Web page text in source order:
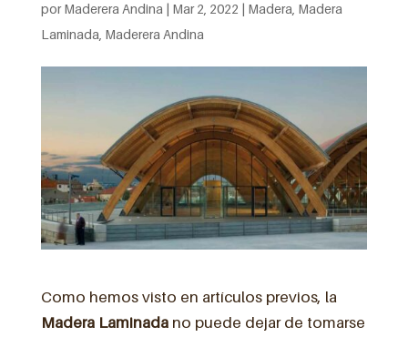
porMaderera Andina | Mar 2, 2022 | Madera Madera
Laminada Maderera Andina
Como hemos visto en artículos previos, la
Madera Laminada no puede dejar de tomarse